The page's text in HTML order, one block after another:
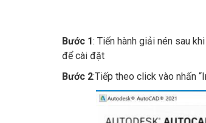
Bước 1: Tiến hành giải nén sau
để cài đặt
Bước 2:Tiếp theo click vào nhấn